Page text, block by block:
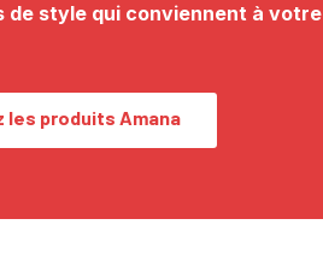
de style qui conviennent à votre
les produits Amana